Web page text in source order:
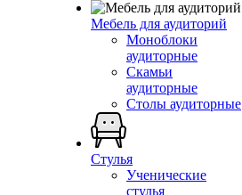
Мебель для аудиторий
Моноблоки
аудиторные
Скамьи
аудиторные
Столы аудиторные
Стулья
Ученические
стулья